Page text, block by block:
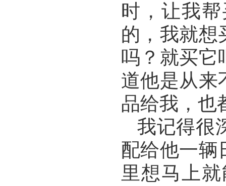
时，让我
的，我就想
吗？就买它
道他是从来
品给我，也
我记得很
配给他一辆
里想马上